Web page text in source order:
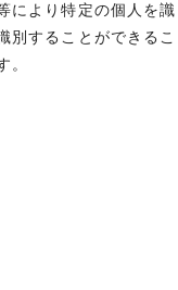
により特定の個人を識
別することができるこ
。